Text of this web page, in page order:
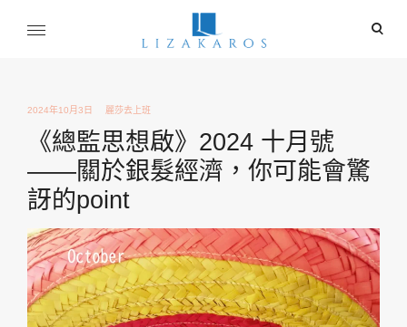
open
2024年10月3日 麗莎去上班
《總監思想啟》2024 十月號
——關於銀髮經濟，你可能會驚
訝的point